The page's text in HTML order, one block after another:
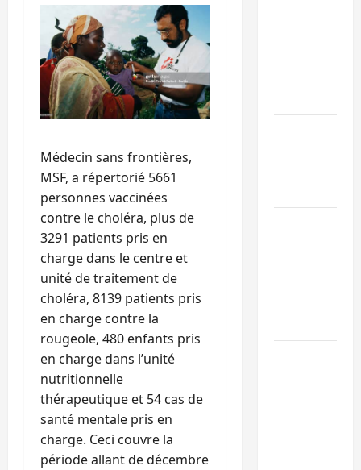
Médecin sans frontières,
MSF, a répertorié 5661
personnes vaccinées
contre le choléra, plus de
3291 patients pris en
charge dans le centre et
unité de traitement de
choléra, 8139 patients pris
en charge contre la
rougeole, 480 enfants pris
en charge dans l’unité
nutritionnelle
thérapeutique et 54 cas de
santé mentale pris en
charge. Ceci couvre la
période allant de décembre